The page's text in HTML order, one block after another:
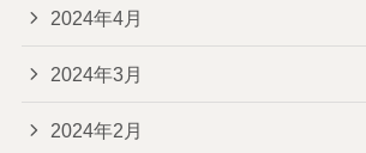
2024年4月
2024年3月
2024年2月